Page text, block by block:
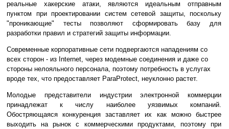
реальные хакерские атаки, являются идеальным отправным
пунктом при проектировании систем сетевой защиты, поскольку
"проникающие" тесты позволяют сформировать базу для
разработки правил и стратегий защиты информации.
Современные корпоративные сети подвергаются нападениям со
всех сторон - из Internet, через модемные соединения и даже со
стороны нелояльного персонала, поэтому потребность в услугах
вроде тех, что предоставляет ParaProtect, неуклонно растет.
Молодые представители индустрии электронной коммерции
принадлежат к числу наиболее уязвимых компаний.
Обостряющаяся конкуренция заставляет их как можно быстрее
выходить на рынок с коммерческими продуктами, поэтому при